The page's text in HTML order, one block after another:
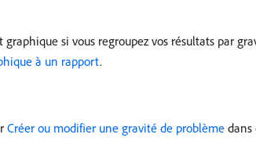
si vous regroupez vos résultats par
à un rapport.
Créer ou modifier une gravité de problème dans